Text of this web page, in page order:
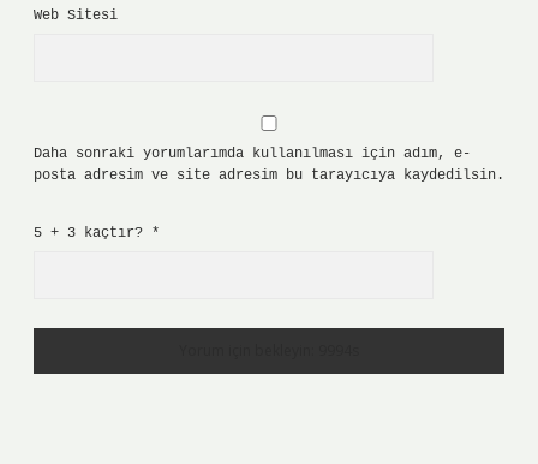
Web Sitesi
Daha sonraki yorumlarımda kullanılması için adım, e-
posta adresim ve site adresim bu tarayıcıya kaydedilsin.
5 + 3 kaçtır? *